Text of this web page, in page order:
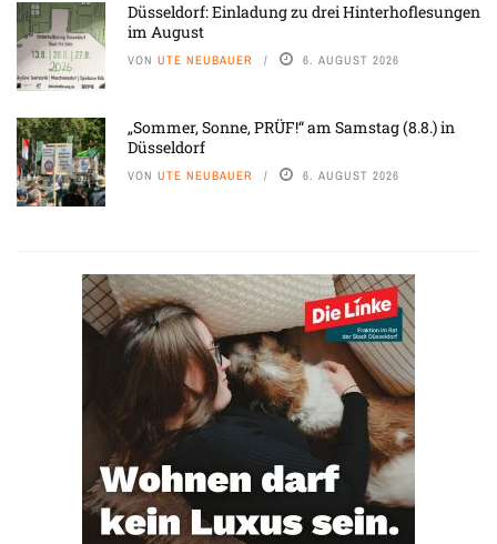
Düsseldorf: Einladung zu drei Hinterhoflesungen
im August
VON UTE NEUBAUER 6. AUGUST 2026
„Sommer, Sonne, PRÜF!“ am Samstag (8.8.) in
Düsseldorf
VON UTE NEUBAUER 6. AUGUST 2026